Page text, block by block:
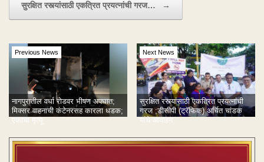
सुरक्षित रस्त्यांसाठी एकत्रित प्रयत्नांची गरज… →
Previous News
नागपुरातील वर्धा रोडवर भीषण अपघात;
मिक्सर वाहनाची कंटेनरसह कारला धडक;
एकाचा मृत्यू
Next News
सुरक्षित रस्त्यांसाठी एकत्रित प्रयत्नांची
गरज ;डीसीपी (ट्रॅफिक) अर्चित चांडक
यांचे आवाहन